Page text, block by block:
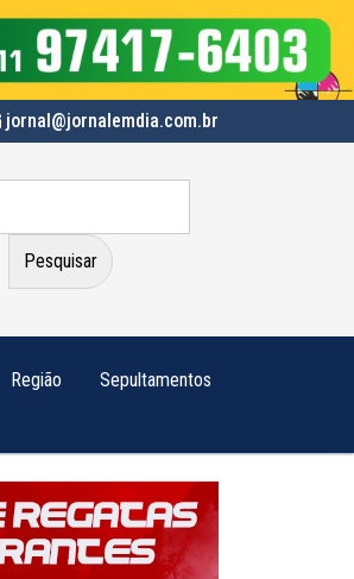
jornal@jornalemdia.com.br
Região Sepultamentos